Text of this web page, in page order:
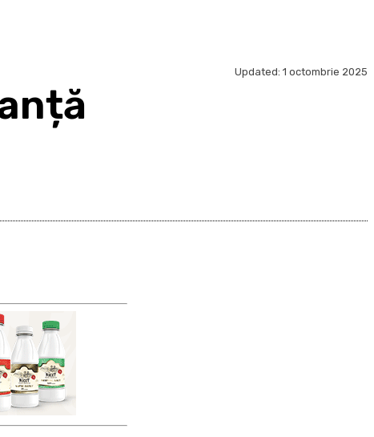
Updated: 1 octombrie 2025